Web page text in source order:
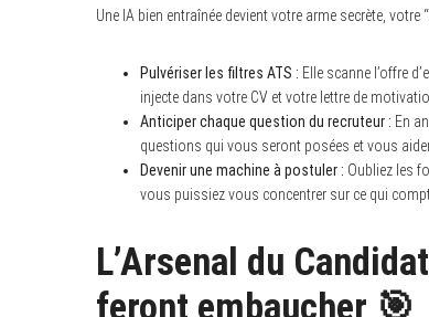
Une IA bien entraînée devient votre arme secrète, votre
Pulvériser les filtres ATS : Elle scanne l’offre
injecte dans votre CV et votre lettre de
Anticiper chaque question du recruteur : En
questions qui vous seront posées et vous
Devenir une machine à postuler : Oubliez les
vous puissiez vous concentrer sur ce qui
L’Arsenal du
feront embaucher 🎯